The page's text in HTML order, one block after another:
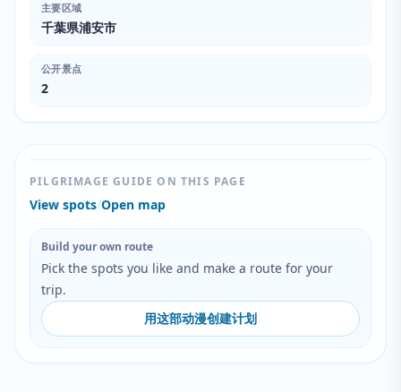
主要区域
千葉県浦安市
公开景点
2
PILGRIMAGE GUIDE ON THIS PAGE
View spots/Open map
Build your own route
Pick the spots you like and make a route for your
trip.
用这部动漫创建计划